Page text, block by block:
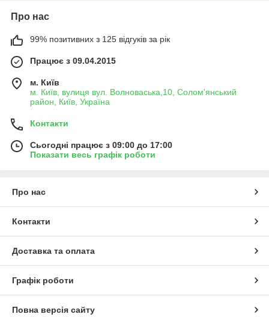
Про нас
99% позитивних з 125 відгуків за рік
Працює з 09.04.2015
м. Київ
м. Київ, вулиця вул. Волноваська,10, Солом'янський
район, Київ, Україна
Контакти
Сьогодні працює з 09:00 до 17:00
Показати весь графік роботи
Про нас
Контакти
Доставка та оплата
Графік роботи
Повна версія сайту